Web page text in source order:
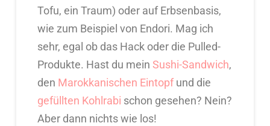
Tofu, ein Traum) oder auf Erbsenbasis,
wie zum Beispiel von Endori. Mag ich
sehr, egal ob das Hack oder die Pulled-
Produkte. Hast du mein Sushi-Sandwich,
den Marokkanischen Eintopfund die
gefüllten Kohlrabi schon gesehen? Nein?
Aber dann nichts wie los!